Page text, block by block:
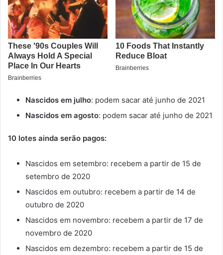
Nascidos em julho: podem sacar até junho de 2021
Nascidos em agosto: podem sacar até junho de 2021
10 lotes ainda serão pagos:
Nascidos em setembro: recebem a partir de 15 de
setembro de 2020
Nascidos em outubro: recebem a partir de 14 de
outubro de 2020
Nascidos em novembro: recebem a partir de 17 de
novembro de 2020
Nascidos em dezembro: recebem a partir de 15 de